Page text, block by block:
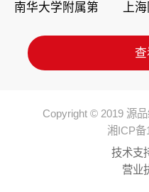
南华大学附属第
上
查
Copyright © 2019 源
湘ICP备
技术支
营业